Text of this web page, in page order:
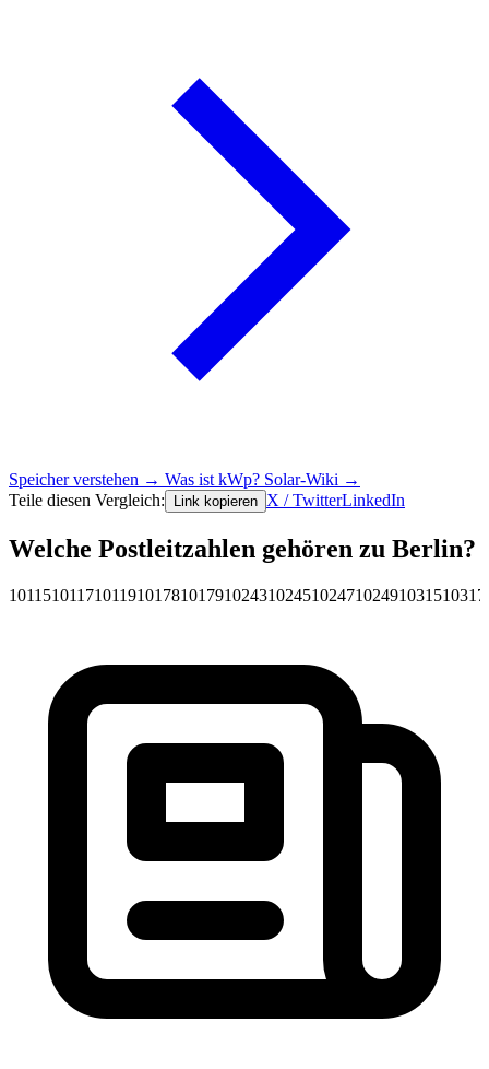
Speicher verstehen → Was ist kWp? Solar-Wiki →
Teile diesen Vergleich:
Link kopieren X / TwitterLinkedIn
Welche Postleitzahlen gehören zu Berlin?
1011510117101191017810179102431024510247102491031510317